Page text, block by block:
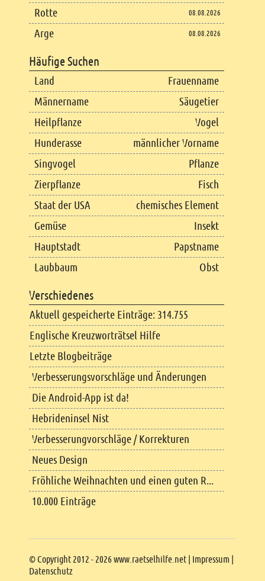
Copyright
© Copyright 2012 - 2026 www.raetselhilfe.net | Impressum |
Datenschutz
Rotte 08.08.2026
Arge 08.08.2026
Häufige Suchen
Land
Frauenname
Männername
Säugetier
Heilpflanze
Vogel
Hunderasse
männlicher Vorname
Singvogel
Pflanze
Zierpflanze
Fisch
Staat der USA
chemisches Element
Gemüse
Insekt
Hauptstadt
Papstname
Laubbaum
Obst
Verschiedenes
Aktuell gespeicherte Einträge: 314.755
Englische Kreuzworträtsel Hilfe
Letzte Blogbeiträge
Verbesserungsvorschläge und Änderungen
Die Android-App ist da!
Hebrideninsel Nist
Verbesserungvorschläge / Korrekturen
Neues Design
Fröhliche Weihnachten und einen guten R...
10.000 Einträge